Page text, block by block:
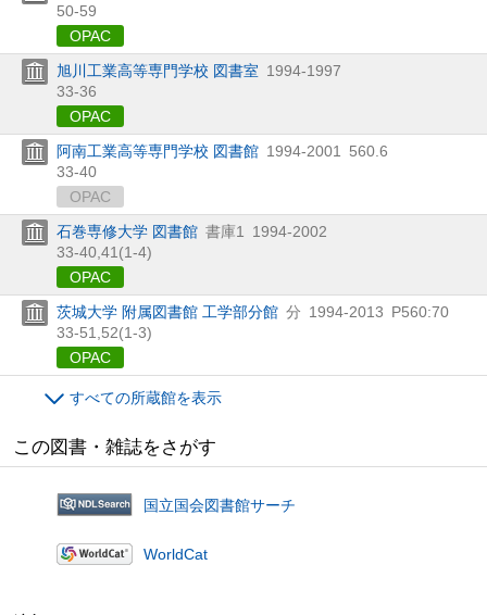
50-59
OPAC
旭川工業高等専門学校 図書室 1994-1997
33-36
OPAC
阿南工業高等専門学校 図書館 1994-2001
560.6
33-40
OPAC
石巻専修大学 図書館 書庫1
1994-2002
33-40, 41(1-4)
OPAC
茨城大学 附属図書館 工学部分館 分 1994-2013 P560:70
33-51, 52(1-3)
OPAC
すべての所蔵館を表示
この図書・雑誌をさがす
国立国会図書館サーチ
WorldCat